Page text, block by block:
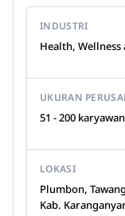
INDUSTRI
Health, Wellness
UKURAN
51 - 200 karyawan
LOKASI
Plumbon,
Kab.